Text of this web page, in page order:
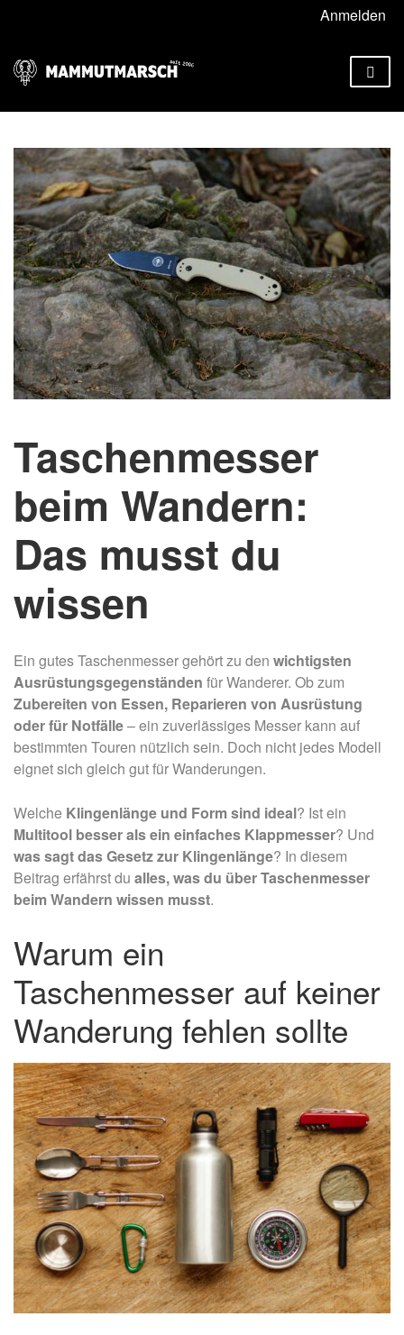
Anmelden
Taschenmesser
beim Wandern:
Das musst du
wissen
Ein gutes Taschenmesser gehört zu den wichtigsten
Ausrüstungsgegenständen für Wanderer. Ob zum
Zubereiten von Essen, Reparieren von Ausrüstung
oder für Notfälle– ein zuverlässiges Messer kann auf
bestimmten Touren nützlich sein. Doch nicht jedes Modell
eignet sich gleich gut für Wanderungen.
Welche Klingenlänge und Form sind ideal? Ist ein
Multitool besser als ein einfaches Klappmesser? Und
was sagt das Gesetz zur Klingenlänge? In diesem
Beitrag erfährst du alles, was du über Taschenmesser
beim Wandern wissen musst.
Warum ein
Taschenmesser auf keiner
Wanderung fehlen sollte